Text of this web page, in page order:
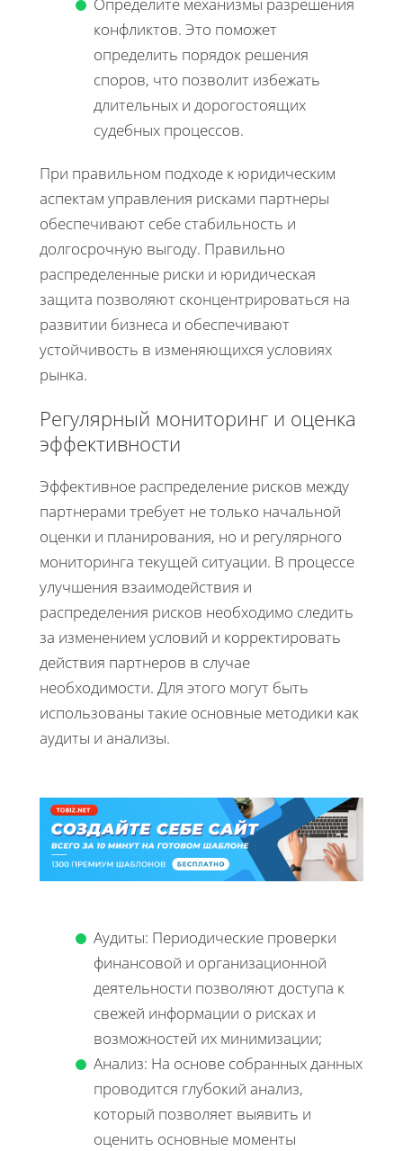
конфликтов. Это поможет
определить порядок решения
споров, что позволит избежать
длительных и дорогостоящих
судебных процессов.
При правильном подходе к юридическим
аспектам управления рисками партнеры
обеспечивают себе стабильность и
долгосрочную выгоду. Правильно
распределенные риски и юридическая
защита позволяют сконцентрироваться на
развитии бизнеса и обеспечивают
устойчивость в изменяющихся условиях
рынка.
Регулярный мониторинг и оценка
эффективности
Эффективное распределение рисков между
партнерами требует не только начальной
оценки и планирования, но и регулярного
мониторинга текущей ситуации. В процессе
улучшения взаимодействия и
распределения рисков необходимо следить
за изменением условий и корректировать
действия партнеров в случае
необходимости. Для этого могут быть
использованы такие основные методики как
аудиты и анализы.
Аудиты: Периодические проверки
финансовой и организационной
деятельности позволяют доступа к
свежей информации о рисках и
возможностей их минимизации;
Анализ: На основе собранных данных
проводится глубокий анализ,
который позволяет выявить и
оценить основные моменты